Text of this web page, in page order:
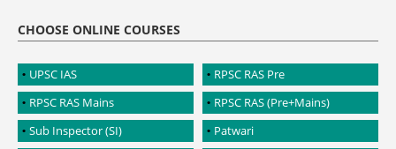
CHOOSE ONLINE COURSES
UPSC IAS
RPSC RAS Pre
RPSC RAS Mains
RPSC RAS (Pre+Mains)
Sub Inspector (SI)
Patwari